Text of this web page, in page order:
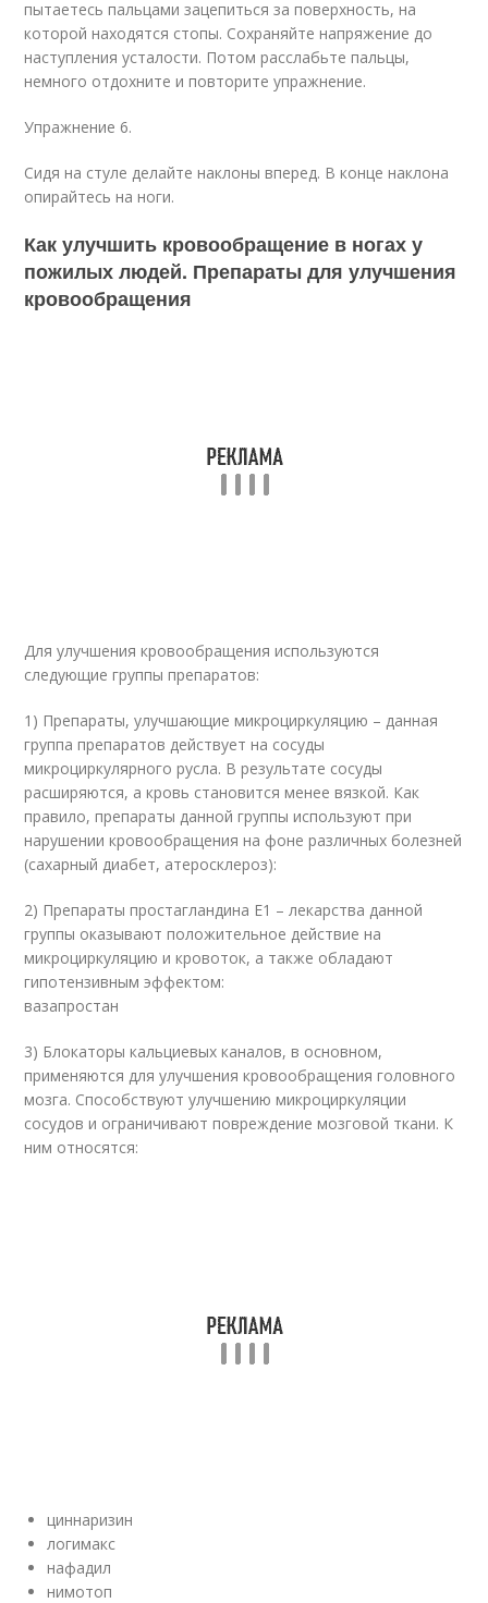
пытаетесь пальцами зацепиться за поверхность, на
которой находятся стопы. Сохраняйте напряжение до
наступления усталости. Потом расслабьте пальцы,
немного отдохните и повторите упражнение.
Упражнение 6.
Сидя на стуле делайте наклоны вперед. В конце наклона
опирайтесь на ноги.
Как улучшить кровообращение в ногах у
пожилых людей. Препараты для улучшения
кровообращения
Для улучшения кровообращения используются
следующие группы препаратов:
1) Препараты, улучшающие микроциркуляцию – данная
группа препаратов действует на сосуды
микроциркулярного русла. В результате сосуды
расширяются, а кровь становится менее вязкой. Как
правило, препараты данной группы используют при
нарушении кровообращения на фоне различных болезней
(сахарный диабет, атеросклероз):
2) Препараты простагландина E1 – лекарства данной
группы оказывают положительное действие на
микроциркуляцию и кровоток, а также обладают
гипотензивным эффектом:
вазапростан
3) Блокаторы кальциевых каналов, в основном,
применяются для улучшения кровообращения головного
мозга. Способствуют улучшению микроциркуляции
сосудов и ограничивают повреждение мозговой ткани. К
ним относятся:
циннаризин
логимакс
нафадил
нимотоп